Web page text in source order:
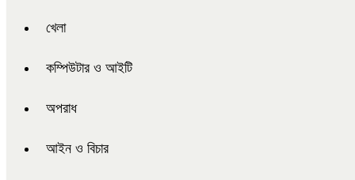
খেলা
কম্পিউটার ও আইটি
অপরাধ
আইন ও বিচার